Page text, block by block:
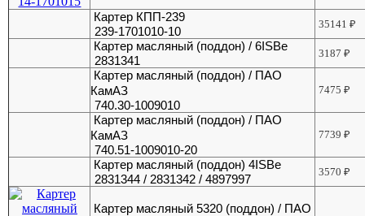
Картер КПП-239
239-1701010-10
35141₽
Картер масляный (поддон) / 6ISBe
2831341
3187₽
Картер масляный (поддон) / ПАО
КамАЗ
740.30-1009010
7475₽
Картер масляный (поддон) / ПАО
КамАЗ
740.51-1009010-20
7739₽
Картер масляный (поддон) 4ISBe
2831344 / 2831342 / 4897997
3570₽
Картер масляный 5320 (поддон) / ПАО